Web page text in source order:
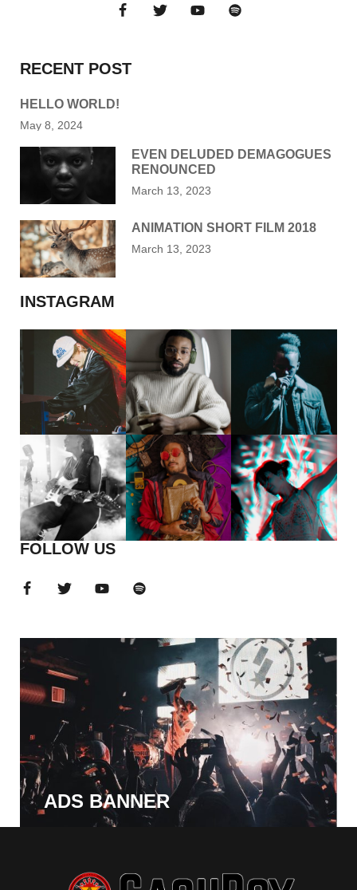
RECENT POST
HELLO WORLD!
May 8, 2024
EVEN DELUDED DEMAGOGUES
RENOUNCED
March 13, 2023
ANIMATION SHORT FILM 2018
March 13, 2023
INSTAGRAM
FOLLOW US
ADS BANNER